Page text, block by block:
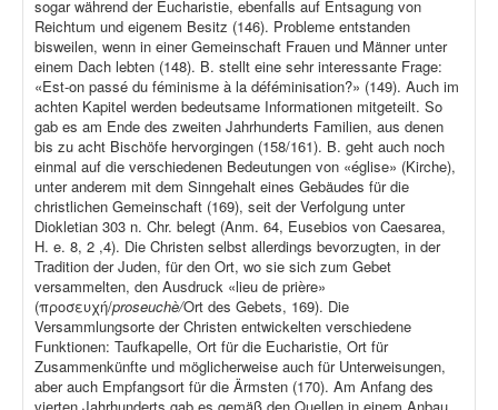
sogar während der Eucharistie, ebenfalls auf Entsagung von
Reichtum und eigenem Besitz (146). Probleme entstanden
bisweilen, wenn in einer Gemeinschaft Frauen und Männer unter
einem Dach lebten (148). B. stellt eine sehr interessante Frage:
«Est-on passé du féminisme à la déféminisation?» (149). Auch im
achten Kapitel werden bedeutsame Informationen mitgeteilt. So
gab es am Ende des zweiten Jahrhunderts Familien, aus denen
bis zu acht Bischöfe hervorgingen (158/161). B. geht auch noch
einmal auf die verschiedenen Bedeutungen von «église» (Kirche),
unter anderem mit dem Sinngehalt eines Gebäudes für die
christlichen Gemeinschaft (169), seit der Verfolgung unter
Diokletian 303 n. Chr. belegt (Anm. 64, Eusebios von Caesarea,
H. e. 8, 2 ,4). Die Christen selbst allerdings bevorzugten, in der
Tradition der Juden, für den Ort, wo sie sich zum Gebet
versammelten, den Ausdruck «lieu de prière»
(προσευχή/proseuchè/Ort des Gebets, 169). Die
Versammlungsorte der Christen entwickelten verschiedene
Funktionen: Taufkapelle, Ort für die Eucharistie, Ort für
Zusammenkünfte und möglicherweise auch für Unterweisungen,
aber auch Empfangsort für die Ärmsten (170). Am Anfang des